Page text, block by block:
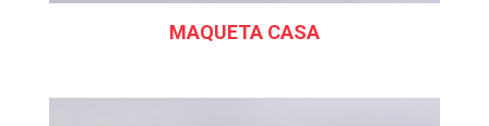
MAQUETA CASA